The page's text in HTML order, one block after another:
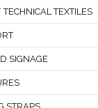
TEXTILES
SIGNAGE